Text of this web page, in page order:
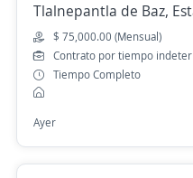
Tlalnepantla de Baz,
$ 75,000.00 (Mensual)
Contrato por tiempo
Tiempo Completo
Ayer